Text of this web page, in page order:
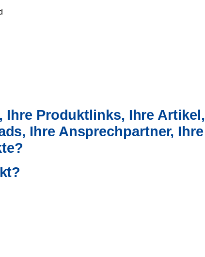
Ihre Produktlinks, Ihre Artikel,
Ihre Ansprechpartner, Ihre